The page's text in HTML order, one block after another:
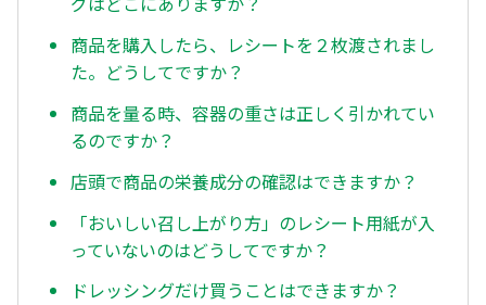
商品を購入したら、レシートを２枚渡されまし
た。どうしてですか？
商品を量る時、容器の重さは正しく引かれてい
るのですか？
店頭で商品の栄養成分の確認はできますか？
「おいしい召し上がり方」のレシート用紙が入
っていないのはどうしてですか？
ドレッシングだけ買うことはできますか？